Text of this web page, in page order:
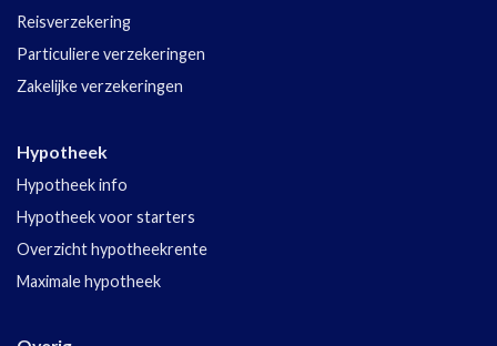
Reisverzekering
Particuliere verzekeringen
Zakelijke verzekeringen
Hypotheek
Hypotheek info
Hypotheek voor starters
Overzicht hypotheekrente
Maximale hypotheek